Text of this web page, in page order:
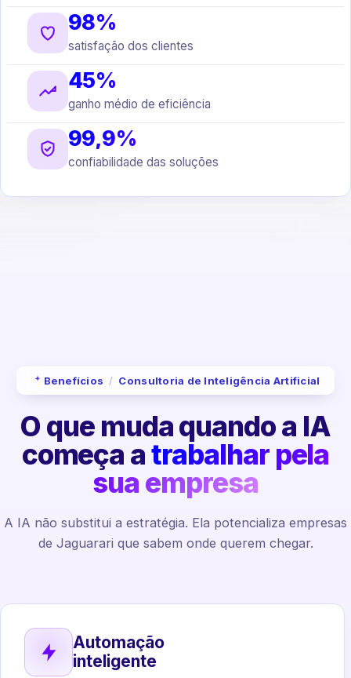
98%
satisfação dos clientes
45%
ganho médio de eficiência
99,9%
confiabilidade das soluções
Benefícios / Consultoria de Inteligência Artificial
O que muda quando a IA
começa atrabalhar pela
sua empresa
A IA não substitui a estratégia. Ela potencializa empresas
de Jaguarari que sabem onde querem chegar.
Automação
inteligente